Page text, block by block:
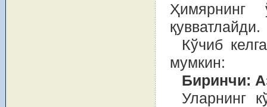
қувватлайди.
Кўчиб
мумкин:
Биринчи:
Уларнинг